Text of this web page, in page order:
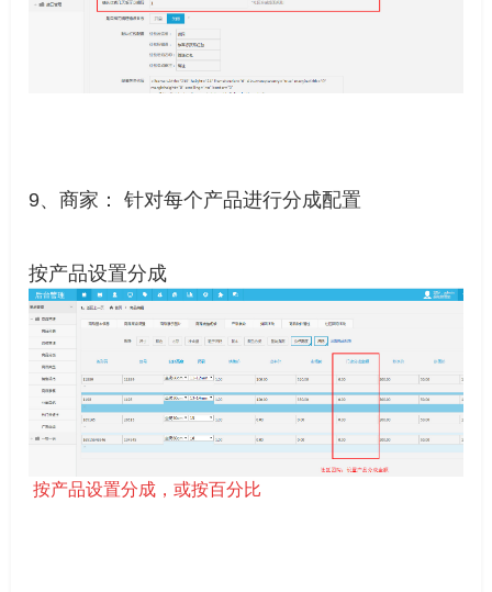
9、商家： 针对每个产品进行分成配置
按产品设置分成
按产品设置分成，或按百分比